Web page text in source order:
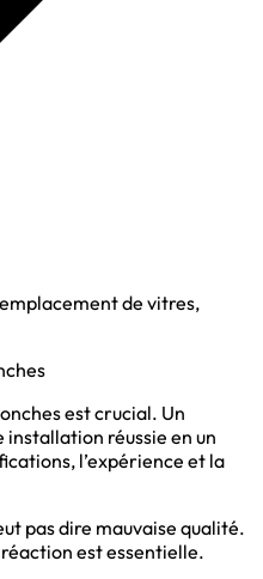
de vitres,
est crucial. Un
réussie en un
l’expérience et la
pas dire mauvaise qualité.
réaction est essentielle.